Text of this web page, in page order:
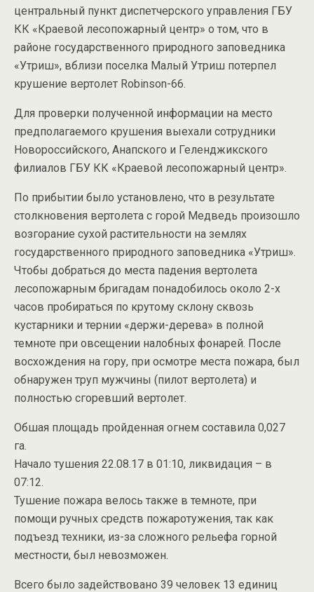
центральный пункт диспетчерского управления ГБУ
КК «Краевой лесопожарный центр» о том, что в
районе государственного природного заповедника
«Утриш», вблизи поселка Малый Утриш потерпел
крушение вертолет Robinson-66.
Для проверки полученной информации на место
предполагаемого крушения выехали сотрудники
Новороссийского, Анапского и Геленджикского
филиалов ГБУ КК «Краевой лесопожарный центр».
По прибытии было установлено, что в результате
столкновения вертолета с горой Медведь произошло
возгорание сухой растительности на землях
государственного природного заповедника «Утриш».
Чтобы добраться до места падения вертолета
лесопожарным бригадам понадобилось около 2-х
часов пробираться по крутому склону сквозь
кустарники и тернии «держи-дерева» в полной
темноте при овсещении налобных фонарей. После
восхождения на гору, при осмотре места пожара, был
обнаружен труп мужчины (пилот вертолета) и
полностью сгоревший вертолет.
Обшая площадь пройденная огнем составила 0,027
га.
Начало тушения 22.08.17 в 01:10, ликвидация – в
07:12.
Тушение пожара велось также в темноте, при
помощи ручных средств пожаротужения, так как
подъезд техники, из-за сложного рельефа горной
местности, был невозможен.
Всего было задействовано 39 человек 13 единиц